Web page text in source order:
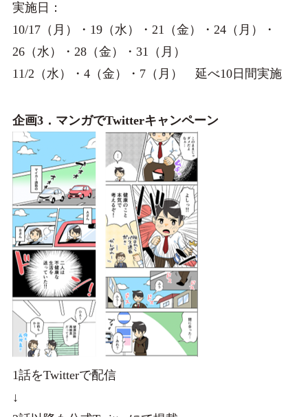
実施日：
10/17（月）・19（水）・21（金）・24（月）・
26（水）・28（金）・31（月）
11/2（水）・4（金）・7（月） 延べ10日間実施
企画3．マンガでTwitterキャンペーン
1話をTwitterで配信
↓